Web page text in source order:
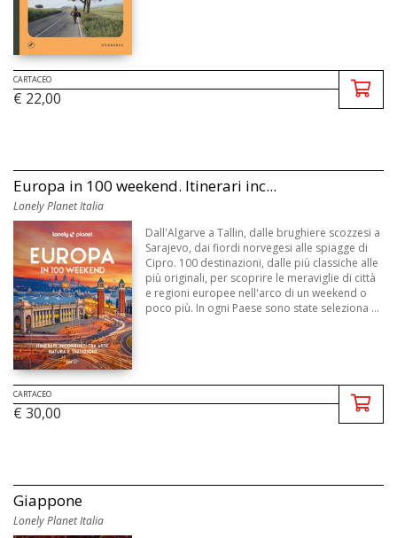
CARTACEO
€ 22,00
Europa in 100 weekend. Itinerari inc...
Lonely Planet Italia
Dall'Algarve a Tallin, dalle brughiere scozzesi a
Sarajevo, dai fiordi norvegesi alle spiagge di
Cipro. 100 destinazioni, dalle più classiche alle
più originali, per scoprire le meraviglie di città
e regioni europee nell'arco di un weekend o
poco più. In ogni Paese sono state seleziona ...
CARTACEO
€ 30,00
Giappone
Lonely Planet Italia